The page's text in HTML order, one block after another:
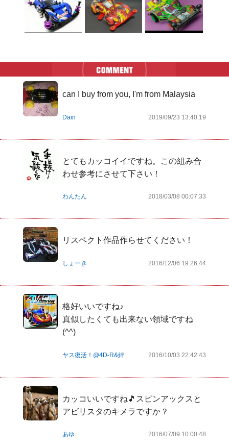
can I buy from you, I'm from Malaysia
Dain 2019/09/23 13:40:19
とてもカッコイイですね。この組み合
わせ参考にさせて下さい！
わんたん 2018/03/08 00:07:33
リスペクト作品作らせてください！
しょーき 2016/12/06 19:26:44
格好いいですね♪
真似したくても出来ない領域ですね
(^^)
ヤス復活！@4D-R&絆 2016/10/03 22:42:43
カッコいいですね🎵スピンアックスと
アビリスタのキメラですか？
あゆ 2016/07/09 10:00:48